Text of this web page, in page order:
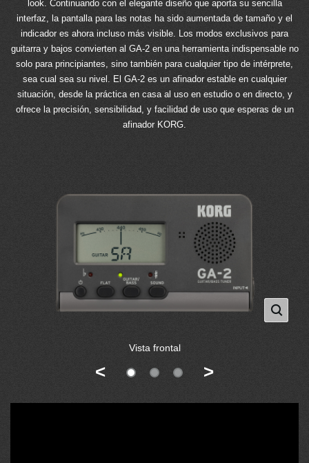
look. Continuando con el elegante diseño que aporta su sencilla
interfaz, la pantalla para las notas ha sido aumentada de tamaño y el
indicador es ahora incluso más visible. Los modos exclusivos para
guitarra y bajos convierten al GA-2 en una herramienta indispensable no
solo para principiantes, sino también para cualquier tipo de intérprete,
sea cual sea su nivel. El GA-2 es un afinador estable en cualquier
situación, desde la práctica en casa al uso en estudio o en directo, y
ofrece la precisión, sensibilidad, y facilidad de uso que esperas de un
afinador KORG.
Vista frontal
< >